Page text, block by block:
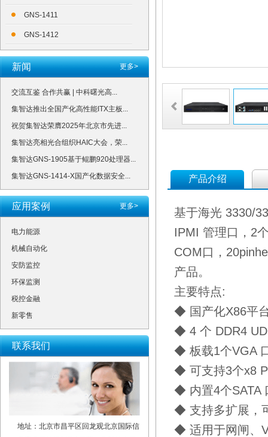
GNS-1411
GNS-1412
更多>
新闻
交流互鉴 合作共赢 | 中科曙光高...
集智达推出全国产化高性能ITX主板...
祝贺集智达荣膺2025年北京市先进...
集智达亮相光合组织HAIC大会，荣...
集智达GNS-1905基于鲲鹏920处理器...
集智达GNS-1414-X国产化数据安全...
更多>
应用案例
电力能源
机械自动化
安防监控
环保监测
税控金融
新零售
联系我们
地址：北京市昌平区回龙观北京国际信
产品介绍
基于海光 3330/
IPMI 管理口，2
COM口，
产品。
主要特点:
◆ 国产化X86平
◆ 4 个 DDR4
◆ 板载1个VGA
◆ 可支持3个x8
◆ 内置4个SATA
◆ 支持多扩展，
◆ 适用于网闸、